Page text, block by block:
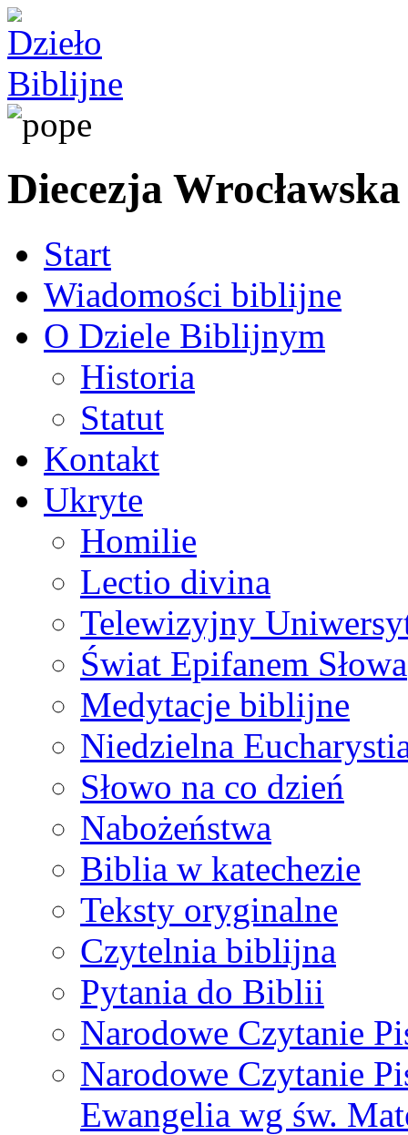
Diecezja Wrocławska
Start
Wiadomości biblijne
O Dziele Biblijnym
Historia
Statut
Kontakt
Ukryte
Homilie
Lectio divina
Telewizyjny
Świat Epifanem Słowa
Medytacje biblijne
Niedzielna
Słowo na co dzień
Nabożeństwa
Biblia w katechezie
Teksty oryginalne
Czytelnia biblijna
Pytania do Biblii
Narodowe Czytanie
Narodowe Czytanie
Ewangelia wg św.